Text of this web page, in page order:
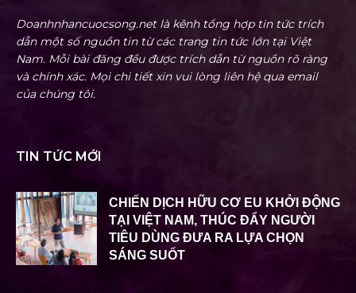
Doanhnhancuocsong.net là kênh tổng hợp tin tức trích
dẫn một số nguồn tin từ các trang tin tức lớn tại Việt
Nam. Mỗi bài đăng đều được trích dẫn từ nguồn rõ ràng
và chính xác. Mọi chi tiết xin vui lòng liên hệ qua email
của chúng tôi.
TIN TỨC MỚI
CHIẾN DỊCH HỮU CƠ EU KHỞI ĐỘNG
TẠI VIỆT NAM, THÚC ĐẨY NGƯỜI
TIÊU DÙNG ĐƯA RA LỰA CHỌN
SÁNG SUỐT